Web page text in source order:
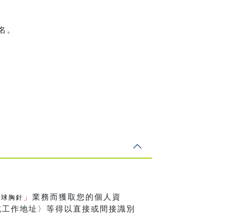
。
胸針 」 業務而獲取您的個人資
作地址〉等得以直接或間接識別